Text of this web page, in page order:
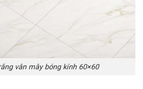
vân mây bóng kính 60×60